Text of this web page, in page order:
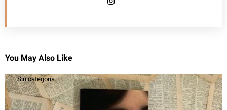
You May Also Like
Sin categoría